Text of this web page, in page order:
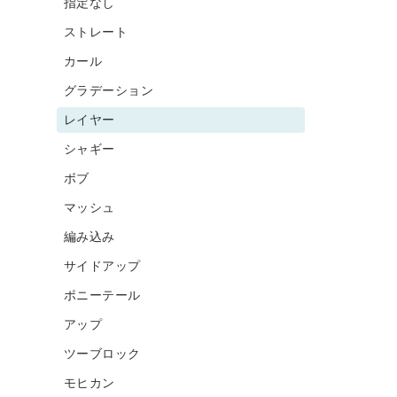
ストレート
カール
グラデーション
レイヤー
シャギー
ボブ
マッシュ
編み込み
サイドアップ
ポニーテール
アップ
ツーブロック
モヒカン